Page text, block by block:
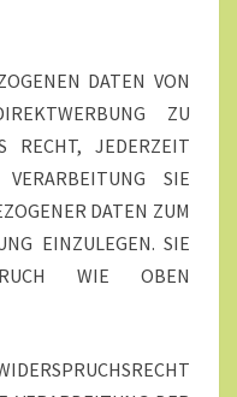
DATEN VON
ZU
RECHT, JEDERZEIT
SIE
DATEN ZUM
EINZULEGEN. SIE
WIE OBEN